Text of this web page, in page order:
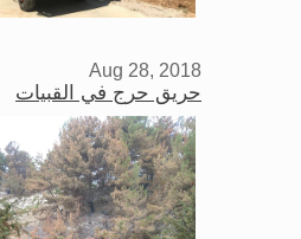
Aug 28, 2018
حريق حرج في القبيات